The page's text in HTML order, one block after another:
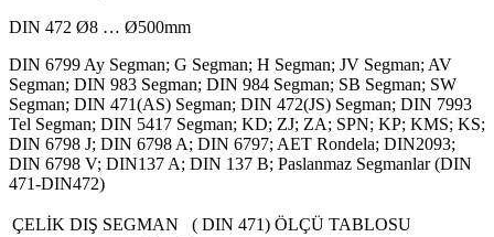
DIN 472 Ø8 … Ø500mm
DIN 6799 Ay Segman; G Segman; H Segman; JV Segman; AV
Segman; DIN 983 Segman; DIN 984 Segman; SB Segman; SW
Segman; DIN 471(AS) Segman; DIN 472(JS) Segman; DIN 7993
Tel Segman; DIN 5417 Segman; KD; ZJ; ZA; SPN; KP; KMS; KS;
DIN 6798 J; DIN 6798 A; DIN 6797; AET Rondela; DIN2093;
DIN 6798 V; DIN137 A; DIN 137 B; Paslanmaz Segmanlar (DIN
471-DIN472)
ÇELİK DIŞ SEGMAN ( DIN 471) ÖLÇÜ TABLOSU